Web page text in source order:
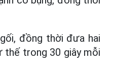
đồng thời đưa hai
thế trong 30 giây mỗi